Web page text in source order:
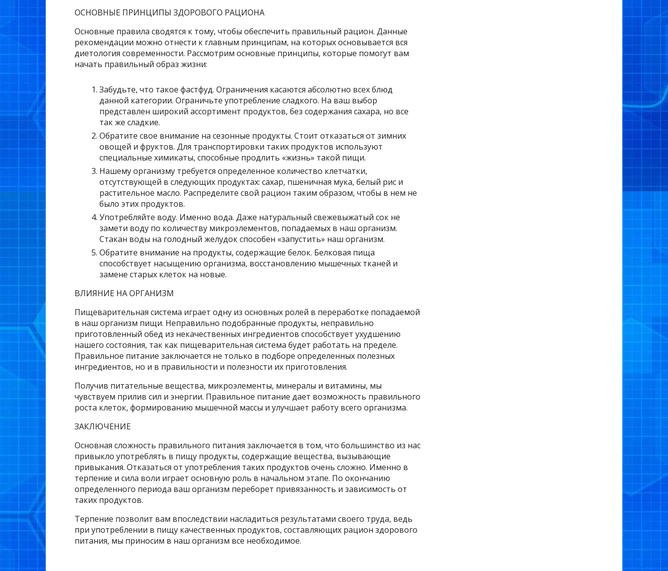
ОСНОВНЫЕ ПРИНЦИПЫ ЗДОРОВОГО РАЦИОНА
Основные правила сводятся к тому, чтобы обеспечить правильный рацион. Данные
рекомендации можно отнести к главным принципам, на которых основывается вся
диетология современности. Рассмотрим основные принципы, которые помогут вам
начать правильный образ жизни:
Забудьте, что такое фастфуд. Ограничения касаются абсолютно всех блюд
данной категории. Ограничьте употребление сладкого. На ваш выбор
представлен широкий ассортимент продуктов, без содержания сахара, но все
так же сладкие.
Обратите свое внимание на сезонные продукты. Стоит отказаться от зимних
овощей и фруктов. Для транспортировки таких продуктов используют
специальные химикаты, способные продлить «жизнь» такой пищи.
Нашему организму требуется определенное количество клетчатки,
отсутствующей в следующих продуктах: сахар, пшеничная мука, белый рис и
растительное масло. Распределите свой рацион таким образом, чтобы в нем не
было этих продуктов.
Употребляйте воду. Именно вода. Даже натуральный свежевыжатый сок не
замети воду по количеству микроэлементов, попадаемых в наш организм.
Стакан воды на голодный желудок способен «запустить» наш организм.
Обратите внимание на продукты, содержащие белок. Белковая пища
способствует насыщению организма, восстановлению мышечных тканей и
замене старых клеток на новые.
ВЛИЯНИЕ НА ОРГАНИЗМ
Пищеварительная система играет одну из основных ролей в переработке попадаемой
в наш организм пищи. Неправильно подобранные продукты, неправильно
приготовленный обед из некачественных ингредиентов способствует ухудшению
нашего состояния, так как пищеварительная система будет работать на пределе.
Правильное питание заключается не только в подборе определенных полезных
ингредиентов, но и в правильности и полезности их приготовления.
Получив питательные вещества, микроэлементы, минералы и витамины, мы
чувствуем прилив сил и энергии. Правильное питание дает возможность правильного
роста клеток, формированию мышечной массы и улучшает работу всего организма.
ЗАКЛЮЧЕНИЕ
Основная сложность правильного питания заключается в том, что большинство из нас
привыкло употреблять в пищу продукты, содержащие вещества, вызывающие
привыкания. Отказаться от употребления таких продуктов очень сложно. Именно в
терпение и сила воли играет основную роль в начальном этапе. По окончанию
определенного периода ваш организм переборет привязанность и зависимость от
таких продуктов.
Терпение позволит вам впоследствии насладиться результатами своего труда, ведь
при употреблении в пищу качественных продуктов, составляющих рацион здорового
питания, мы приносим в наш организм все необходимое.